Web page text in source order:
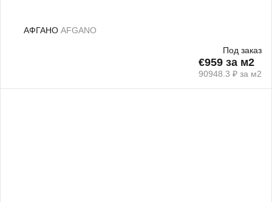
АФГАНО AFGANO
Под заказ
€959 за м2
90948.3 ₽ за м2